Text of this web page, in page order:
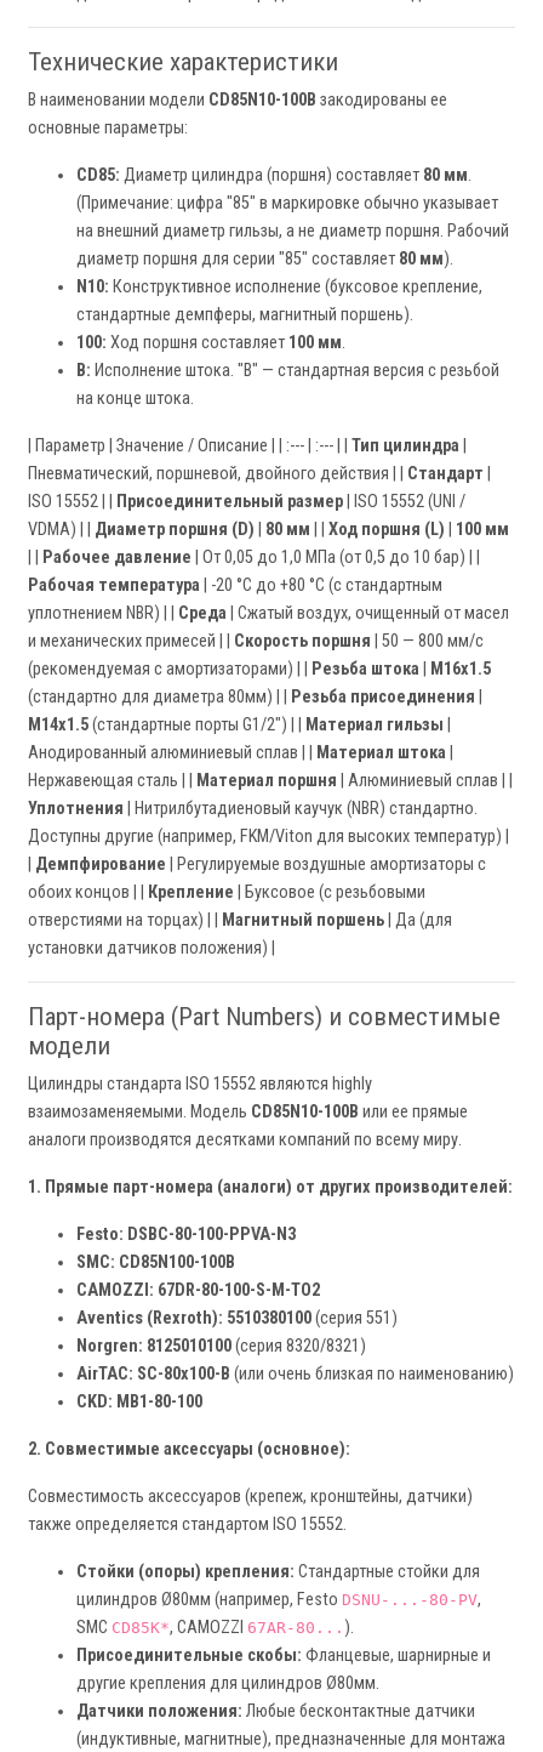
Технические характеристики
В наименовании модели CD85N10-100B закодированы ее
основные параметры:
CD85: Диаметр цилиндра (поршня) составляет 80 мм.
(Примечание: цифра "85" в маркировке обычно указывает
на внешний диаметр гильзы, а не диаметр поршня. Рабочий
диаметр поршня для серии "85" составляет 80 мм).
N10: Конструктивное исполнение (буксовое крепление,
стандартные демпферы, магнитный поршень).
100: Ход поршня составляет 100 мм.
B: Исполнение штока. "B" — стандартная версия с резьбой
на конце штока.
| Параметр | Значение / Описание | | :--- | :--- | | Тип цилиндра
Пневматический, поршневой, двойного действия | | Стандарт
ISO 15552 | |
Присоединительный размер | ISO 15552 (UNI /
VDMA) | | Диаметр поршня (D) 80 мм Ход поршня (L)
100 мм
Рабочее давление | От 0,05 до 1,0 МПа (от 0,5 до 10 бар) | |
Рабочая температура | -20 °C до +80 °C (с стандартным
уплотнением NBR) | | Среда | Сжатый воздух, очищенный от масел
и механических примесей | | Скорость поршня | 50 — 800 мм/с
(рекомендуемая с амортизаторами) | |
Резьба штока
M16x1.5
(стандартно для диаметра 80мм) | |
Резьба присоединения
M14x1.5(стандартные порты G1/2") | | Материал гильзы
Анодированный алюминиевый сплав | |
Материал штока
Нержавеющая сталь | |
Материал поршня | Алюминиевый сплав | |
Уплотнения | Нитрилбутадиеновый каучук (NBR) стандартно.
Доступны другие (например, FKM/Viton для высоких температур) |
Демпфирование | Регулируемые воздушные амортизаторы с
обоих концов | |
Крепление | Буксовое (с резьбовыми
отверстиями на торцах) | |
Магнитный поршень | Да (для
установки датчиков положения) |
Парт-номера (Part Numbers) и совместимые
модели
Цилиндры стандарта ISO 15552 являются highly
взаимозаменяемыми. Модель CD85N10-100B или ее прямые
аналоги производятся десятками компаний по всему миру.
1. Прямые парт-номера (аналоги) от других производителей:
Festo: DSBC-80-100-PPVA-N3
SMC: CD85N100-100B
CAMOZZI: 67DR-80-100-S-M-TO2
Aventics (Rexroth): 5510380100(серия 551)
Norgren: 8125010100(серия 8320/8321)
AirTAC: SC-80x100-B (или очень близкая по наименованию)
CKD: MB1-80-100
2. Совместимые аксессуары (основное):
Совместимость аксессуаров (крепеж, кронштейны, датчики)
также определяется стандартом ISO 15552.
Стойки (опоры) крепления: Стандартные стойки для
цилиндров Ø80мм (например, Festo DSNU-...-80-PV,
SMC CD85K*, CAMOZZI 67AR-80... ).
Присоединительные скобы: Фланцевые, шарнирные и
другие крепления для цилиндров Ø80мм.
Датчики положения: Любые бесконтактные датчики
(индуктивные, магнитные), предназначенные для монтажа